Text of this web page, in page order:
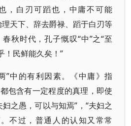
，白刃可蹈也，中庸不可能
天下、辞去爵禄、蹈于白刃等
秋时代，孔子慨叹“中”之“至
！民鲜能久矣！”
”中的有利因素。《中庸》指
包含有一定程度的真理，即使
之愚，可以与知焉”，“夫妇之
不过，普通人的认知又常常